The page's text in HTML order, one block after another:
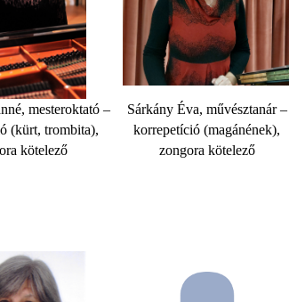
mesteroktató –
(kürt, trombita),
kötelező
Sárkány Éva, művésztanár –
korrepetíció (magánének),
zongora kötelező